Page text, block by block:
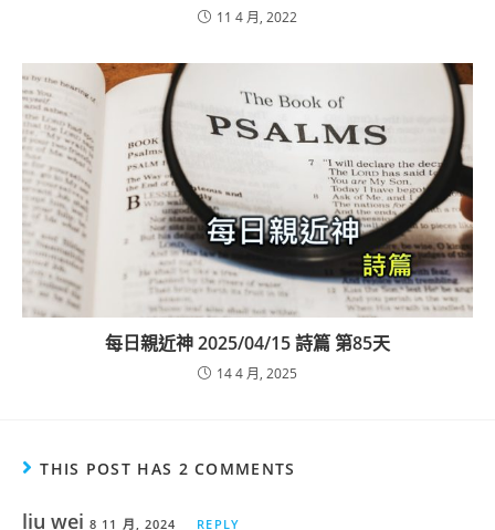
11 4 月, 2022
每日親近神 2025/04/15 詩篇 第85天
14 4 月, 2025
THIS POST HAS 2 COMMENTS
liu wei 8 11 月, 2024 REPLY